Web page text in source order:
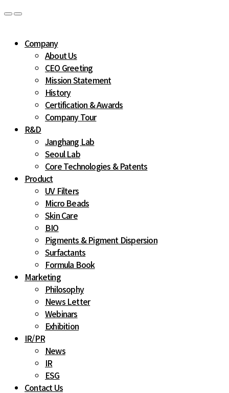
Company
About Us
CEO Greeting
Mission Statement
History
Certification & Awards
Company Tour
R&D
Janghang Lab
Seoul Lab
Core Technologies & Patents
Product
UV Filters
Micro Beads
Skin Care
BIO
Pigments & Pigment Dispersion
Surfactants
Formula Book
Marketing
Philosophy
News Letter
Webinars
Exhibition
IR/PR
News
IR
ESG
Contact Us